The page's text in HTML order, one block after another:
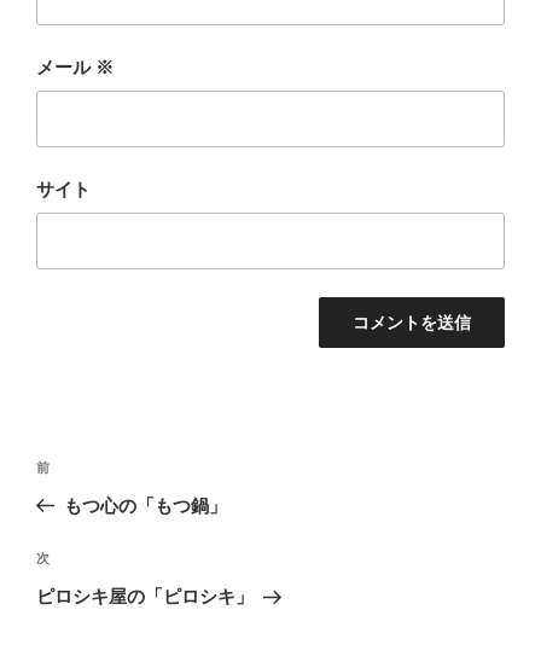
メール ※
サイト
投
ナ
ビ
ゲ
前
の
稿
前
もつ心の「もつ鍋」
次
の
次
ピロシキ屋の「ピロシキ」